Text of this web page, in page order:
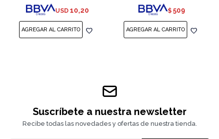
USD 10,20 $ 509
Suscríbete a nuestra newsletter
Recibe todas las novedades y ofertas de nuestra tienda.